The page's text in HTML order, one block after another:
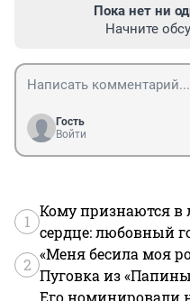
Пока нет ни
Начните
Гость
Войти
1
Кому признаются в
сердце: любовный
2
«Меня бесила моя
Пуговка из
Его номинировали